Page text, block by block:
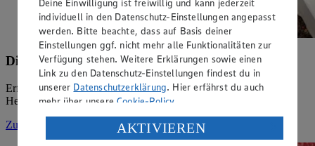
Die Marke Heimatliebe
Erfahre, welche Grundsätze sich hinter der Marke EDEKA
Heimatliebe vereinen.
Zurück zur Homepage
individuell in den Datenschutz-Einstellungen angepasst
werden. Bitte beachte, dass auf Basis deiner
Einstellungen ggf. nicht mehr alle Funktionalitäten zur
Verfügung stehen. Weitere Erklärungen sowie einen
Link zu den Datenschutz-Einstellungen findest du in
unserer Datenschutzerklärung. Hier erfährst du auch
mehr über unsereCookie-Policy.
Verarbeitung deiner personenbezogenen Daten in den
USA durch Facebook und YouTube:
AKTIVIEREN